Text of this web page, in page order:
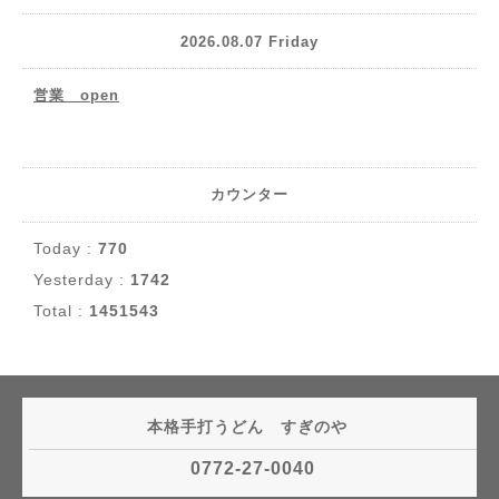
2026.08.07 Friday
営業 open
カウンター
Today : 770
Yesterday : 1742
Total : 1451543
本格手打うどん すぎのや
0772-27-0040